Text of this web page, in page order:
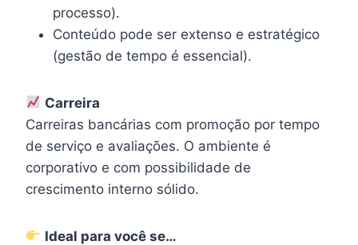
processo).
Conteúdo pode ser extenso e estratégico
(gestão de tempo é essencial).
Carreira
Carreiras bancárias com promoção por tempo
de serviço e avaliações. O ambiente é
corporativo e com possibilidade de
crescimento interno sólido.
Ideal para você se…